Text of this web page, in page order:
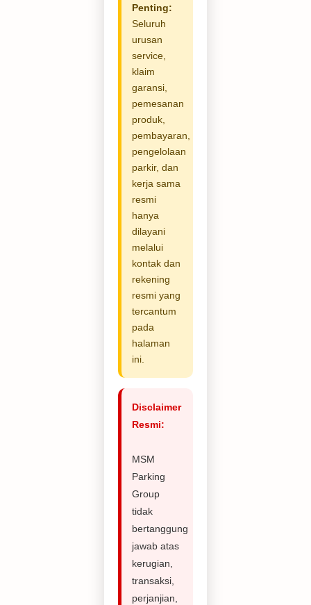
Penting:
Seluruh
urusan
service,
klaim
garansi,
pemesanan
produk,
pembayaran,
pengelolaan
parkir, dan
kerja sama
resmi
hanya
dilayani
melalui
kontak dan
rekening
resmi yang
tercantum
pada
halaman
ini.
Disclaimer
Resmi:
MSM
Parking
Group
tidak
bertanggung
jawab atas
kerugian,
transaksi,
perjanjian,